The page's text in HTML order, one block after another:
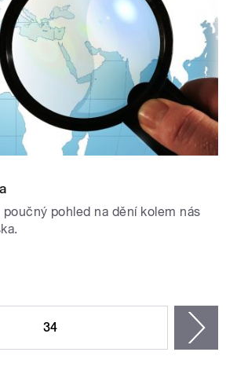
poučný pohled na dění kolem nás
34